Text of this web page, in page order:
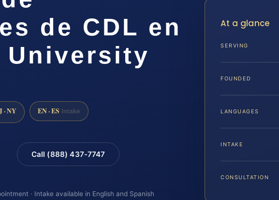
de CDL en
University
· NY EN · ES Intake
Call (888) 437-7747
· Intake available in English and Spanish
At a glance
SERVING
FOUNDED
LANGUAGES
INTAKE
CONSULTATION